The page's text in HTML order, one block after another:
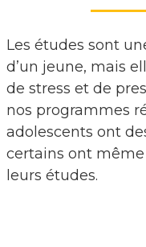
Les études sont
d’un jeune, mais
de stress et de
nos programmes
adolescents ont
certains ont
leurs études.